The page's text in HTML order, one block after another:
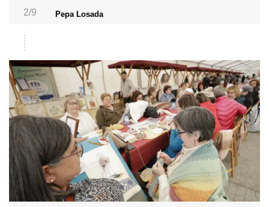
2/9 Pepa Losada